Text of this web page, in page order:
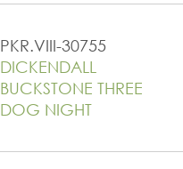
PKR.VIII-30755
DICKENDALL
BUCKSTONE THREE
DOG NIGHT